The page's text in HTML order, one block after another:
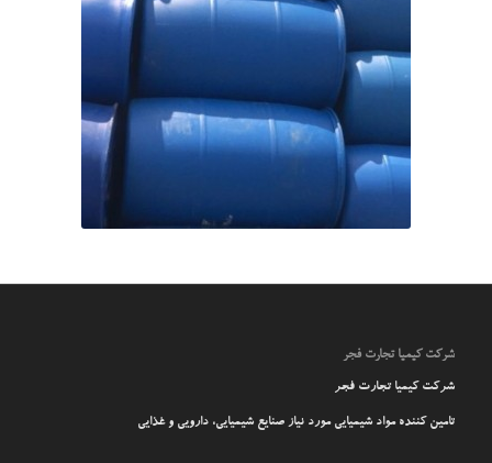
شرکت کیمیا تجارت فجر
شرکت کیمیا تجارت فجر
تامین کننده مواد شیمیایی مورد نیاز صنایع شیمیایی، دارویی و غذایی